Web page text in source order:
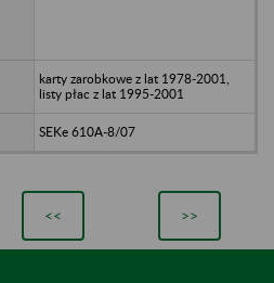
karty zarobkowe z lat 1978-2001,
listy płac z lat 1995-2001
SEKe 610A-8/07
<< >>